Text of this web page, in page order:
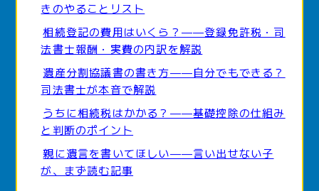
きのやることリスト
相続登記の費用はいくら？——登録免許税・司
法書士報酬・実費の内訳を解説
遺産分割協議書の書き方——自分でもできる？
司法書士が本音で解説
うちに相続税はかかる？——基礎控除の仕組み
と判断のポイント
親に遺言を書いてほしい——言い出せない子
が、まず読む記事